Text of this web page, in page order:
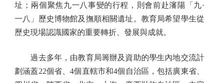
址；兩個聚焦九一八事變的行程，則會前赴瀋陽「九·
一八」歷史博物館及撫順相關遺址。教育局希望學生從
歷史現場認識國家的重要轉折、發展與成就。
過去多年，由教育局籌辦及資助的學生內地交流計
劃涵蓋22個省、4個直轄市和4個自治區，包括廣東省、